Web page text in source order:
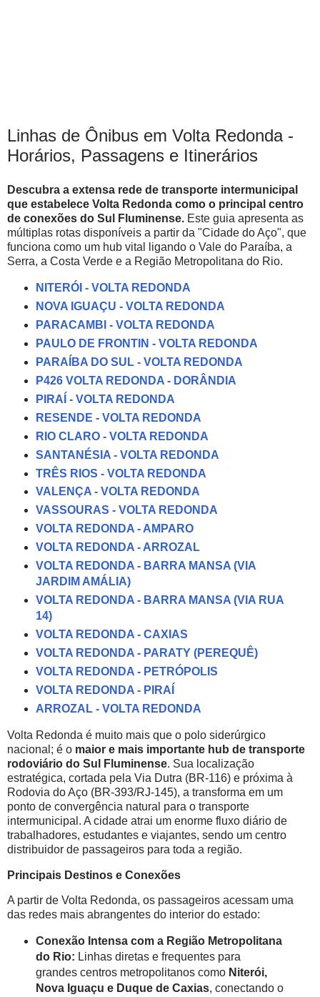
Linhas de Ônibus em Volta Redonda -
Horários, Passagens e Itinerários
Descubra a extensa rede de transporte intermunicipal
que estabelece Volta Redonda como o principal centro
de conexões do Sul Fluminense. Este guia apresenta as
múltiplas rotas disponíveis a partir da "Cidade do Aço", que
funciona como um hub vital ligando o Vale do Paraíba, a
Serra, a Costa Verde e a Região Metropolitana do Rio.
NITERÓI - VOLTA REDONDA
NOVA IGUAÇU - VOLTA REDONDA
PARACAMBI - VOLTA REDONDA
PAULO DE FRONTIN - VOLTA REDONDA
PARAÍBA DO SUL - VOLTA REDONDA
P426 VOLTA REDONDA - DORÂNDIA
PIRAÍ - VOLTA REDONDA
RESENDE - VOLTA REDONDA
RIO CLARO - VOLTA REDONDA
SANTANÉSIA - VOLTA REDONDA
TRÊS RIOS - VOLTA REDONDA
VALENÇA - VOLTA REDONDA
VASSOURAS - VOLTA REDONDA
VOLTA REDONDA - AMPARO
VOLTA REDONDA - ARROZAL
VOLTA REDONDA - BARRA MANSA (VIA
JARDIM AMÁLIA)
VOLTA REDONDA - BARRA MANSA (VIA RUA
14)
VOLTA REDONDA - CAXIAS
VOLTA REDONDA - PARATY (PEREQUÊ)
VOLTA REDONDA - PETRÓPOLIS
VOLTA REDONDA - PIRAÍ
ARROZAL - VOLTA REDONDA
Volta Redonda é muito mais que o polo siderúrgico
nacional; é o maior e mais importante hub de transporte
rodoviário do Sul Fluminense. Sua localização
estratégica, cortada pela Via Dutra (BR-116) e próxima à
Rodovia do Aço (BR-393/RJ-145), a transforma em um
ponto de convergência natural para o transporte
intermunicipal. A cidade atrai um enorme fluxo diário de
trabalhadores, estudantes e viajantes, sendo um centro
distribuidor de passageiros para toda a região.
Principais Destinos e Conexões
A partir de Volta Redonda, os passageiros acessam uma
das redes mais abrangentes do interior do estado:
Conexão Intensa com a Região Metropolitana
do Rio: Linhas diretas e frequentes para
grandes centros metropolitanos como Niterói,
Nova Iguaçu e Duque de Caxias, conectando o